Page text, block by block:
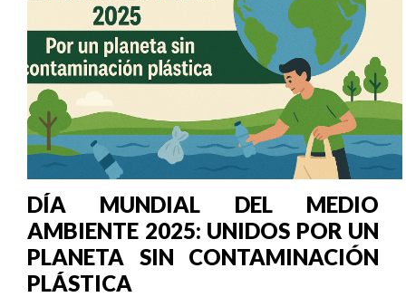
DÍA MUNDIAL DEL MEDIO
AMBIENTE 2025: UNIDOS POR UN
PLANETA SIN CONTAMINACIÓN
PLÁSTICA